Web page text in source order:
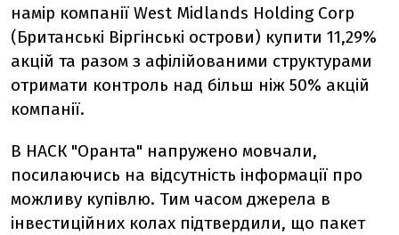
намір компанії West Midlands Holding Corp
(Британські Віргінські острови) купити 11,29%
акцій та разом з афілійованими структурами
отримати контроль над більш ніж 50% акцій
компанії.
В НАСК "Оранта" напружено мовчали,
посилаючись на відсутність інформації про
можливу купівлю. Тим часом джерела в
інвестиційних колах підтвердили, що пакет